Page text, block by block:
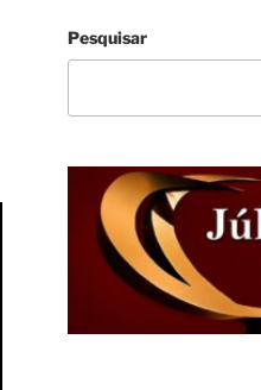
Pesquisar